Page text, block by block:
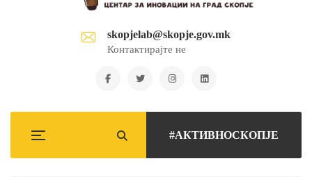
skopjelab@skopje.gov.mk
Контактирајте не
#АКТИВНОСКОПЈЕ